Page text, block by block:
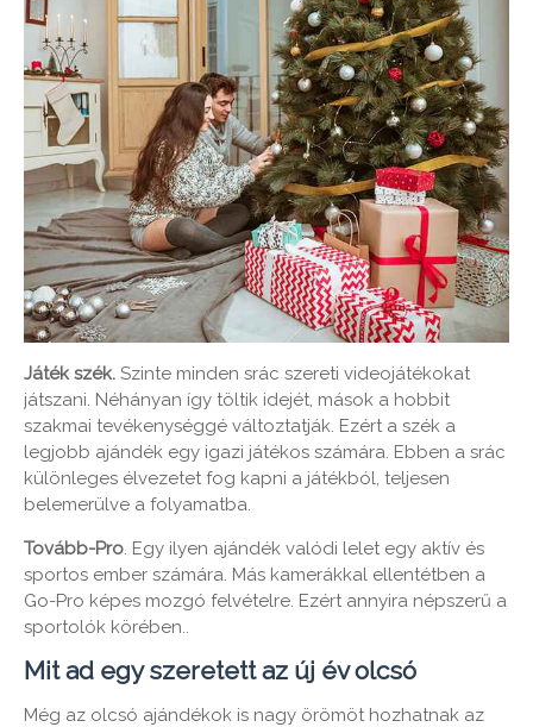
Játék szék. Szinte minden srác szereti videojátékokat
játszani. Néhányan így töltik idejét, mások a hobbit
szakmai tevékenységgé változtatják. Ezért a szék a
legjobb ajándék egy igazi játékos számára. Ebben a srác
különleges élvezetet fog kapni a játékból, teljesen
belemerülve a folyamatba.
Tovább-Pro . Egy ilyen ajándék valódi lelet egy aktív és
sportos ember számára. Más kamerákkal ellentétben a
Go-Pro képes mozgó felvételre. Ezért annyira népszerű a
sportolók körében..
Mit ad egy szeretett az új év olcsó
Még az olcsó ajándékok is nagy örömöt hozhatnak az